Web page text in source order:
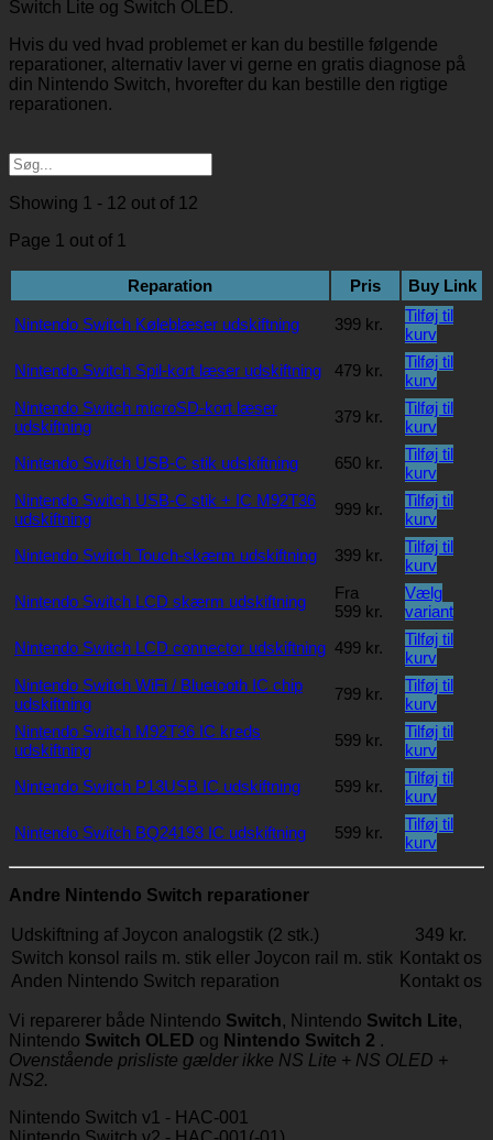
Switch Lite og Switch OLED.
Hvis du ved hvad problemet er kan du bestille følgende
reparationer, alternativ laver vi gerne en gratis diagnose på
din Nintendo Switch, hvorefter du kan bestille den rigtige
reparationen.
Showing 1 - 12 out of 12
Page 1 out of 1
Reparation Pris Buy Link
Nintendo Switch Køleblæser udskiftning 399 kr.
Tilføj til
kurv
Nintendo Switch Spil-kort læser udskiftning
479 kr.
Tilføj til
kurv
Nintendo Switch microSD-kort læser
udskiftning
379 kr.
Tilføj til
kurv
Nintendo Switch USB-C stik udskiftning
650 kr.
Tilføj til
kurv
Nintendo Switch USB-C stik + IC M92T36
udskiftning
999 kr.
Tilføj til
kurv
Nintendo Switch Touch-skærm udskiftning
399 kr.
Tilføj til
kurv
Nintendo Switch LCD skærm udskiftning
Fra
599 kr.
Vælg
variantDette
vare
har
kan
Nintendo Switch LCD connector udskiftning 499 kr.
Tilføj til
kurv
Nintendo Switch WiFi / Bluetooth IC chip
udskiftning
799 kr.
Tilføj til
kurv
Nintendo Switch M92T36 IC kreds
udskiftning
599 kr.
Tilføj til
kurv
Nintendo Switch P13USB IC udskiftning
599 kr.
Tilføj til
kurv
Nintendo Switch BQ24193 IC udskiftning
599 kr.
Tilføj til
kurv
Andre Nintendo Switch reparationer
Udskiftning af Joycon analogstik (2 stk.)
349 kr.
Switch konsol rails m. stik eller Joycon rail m. stik Kontakt os
Anden Nintendo Switch reparation
Kontakt os
Vi reparerer både Nintendo Switch, Nintendo Switch Lite,
Nintendo Switch OLED og Nintendo Switch 2 .
Ovenstående prisliste gælder ikke NS Lite + NS OLED +
NS2.
Nintendo Switch v1 - HAC-001